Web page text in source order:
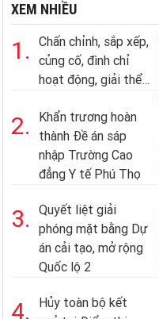
XEM NHIỀU
1.
Chấn chỉnh, sắp xếp,
củng cố, đình chỉ
hoạt động, giải thể...
2.
Khẩn trương hoàn
thành Đề án sáp
nhập Trường Cao
đẳng Y tế Phú Thọ
3.
Quyết liệt giải
phóng mặt bằng Dự
án cải tạo, mở rộng
Quốc lộ 2
4.
Hủy toàn bộ kết